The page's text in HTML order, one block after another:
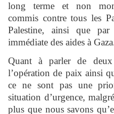
long terme et non
commis contre tous les
Palestine, ainsi que par
immédiate des aides à
Quant à parler de
l’opération de paix ainsi
ce ne sont pas une
situation d’urgence,
plus que nous savons